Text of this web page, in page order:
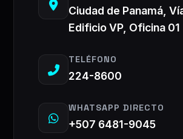
Ciudad de Panamá,
Edificio VP, Oficina 01
TELÉFONO
224-8600
WHATSAPP DIRECTO
+507 6481-9045